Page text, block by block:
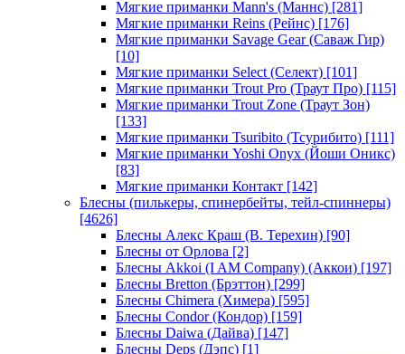
Мягкие приманки Mann's (Маннс) [281]
Мягкие приманки Reins (Рейнс) [176]
Мягкие приманки Savage Gear (Саваж Гир)
[10]
Мягкие приманки Select (Селект) [101]
Мягкие приманки Trout Pro (Траут Про) [115]
Мягкие приманки Trout Zone (Траут Зон)
[133]
Мягкие приманки Tsuribito (Тсурибито) [111]
Мягкие приманки Yoshi Onyx (Йоши Оникс)
[83]
Мягкие приманки Контакт [142]
Блесны (пилькеры, спинербейты, тейл-спиннеры)
[4626]
Блесны Алекс Краш (В. Терехин) [90]
Блесны от Орлова [2]
Блесны Akkoi (I AM Company) (Аккои) [197]
Блесны Bretton (Брэттон) [299]
Блесны Chimera (Химера) [595]
Блесны Condor (Кондор) [159]
Блесны Daiwa (Дайва) [147]
Блесны Deps (Дэпс) [1]